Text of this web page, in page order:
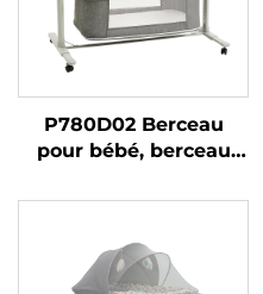
P780D02 Berceau
pour bébé, berceau
d'appoint pliable facile
latéral, berceau pour
bébé